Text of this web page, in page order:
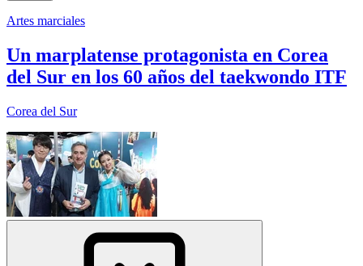
Artes marciales
Un marplatense protagonista en Corea
del Sur en los 60 años del taekwondo ITF
Corea del Sur